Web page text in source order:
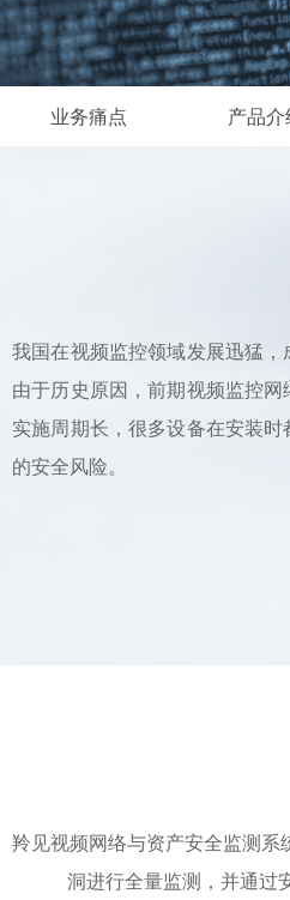
业务痛点 产品介
我国在视频监控领域发展迅猛
由于历史原因，前期视频监控
实施周期长，很多设备在安装
的安全风险。
羚见视频网络与资产安全监测
洞进行全量监测，并通过